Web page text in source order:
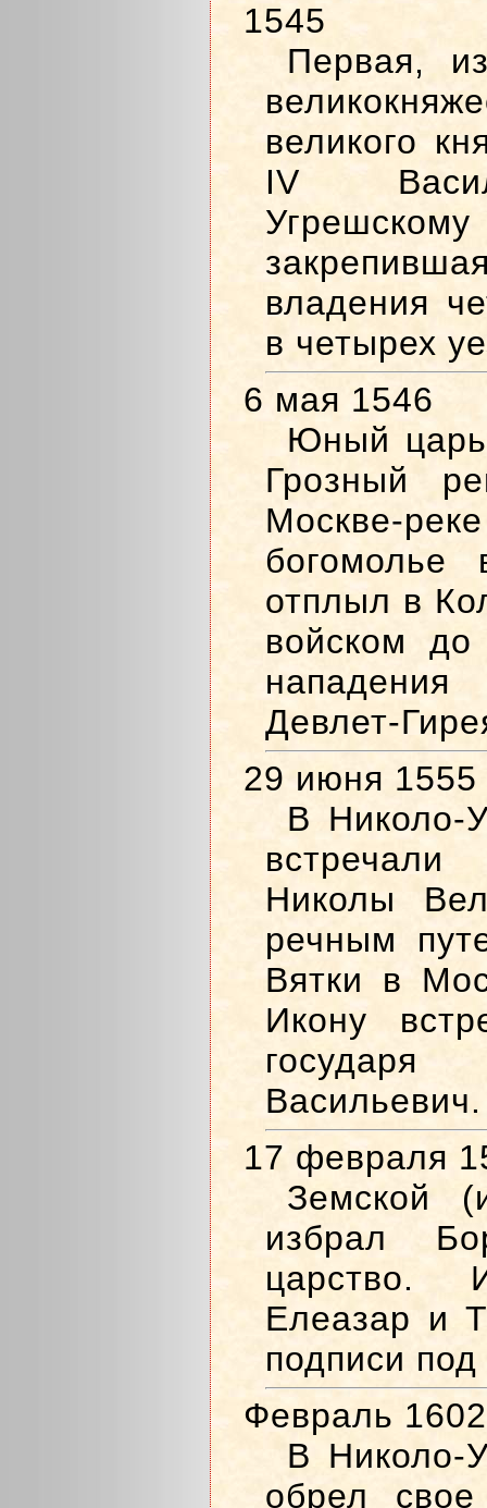
1545
Первая,
великого
IV
владения
в четырех
6 мая 1546
Юный
Грозный
Москве-
отплыл в
войском
Девлет-
29 июня 1555
В Николо-
встречали
Николы
речным
Вятки в
Икону
Васильевич.
17 февраля
Земской
избрал
царство.
Елеазар и
подписи
Февраль 1602
В Николо-
обрел